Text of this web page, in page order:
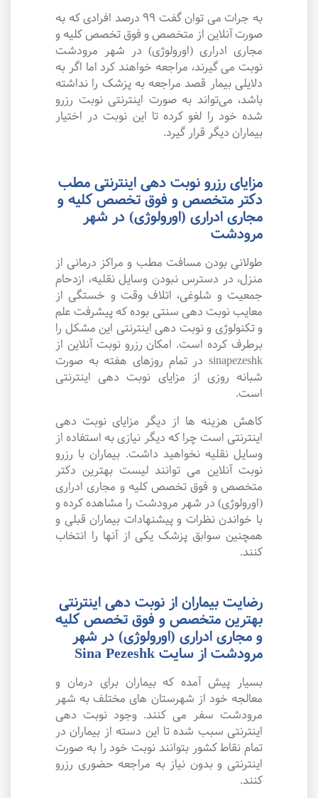
به جرات می‌ توان گفت ۹۹ درصد افرادی که به
صورت آنلاین از متخصص و فوق تخصص کلیه و
مجاری ادراری (اورولوژی) در شهر مرودشت
نوبت می گیرند، مراجعه خواهند کرد اما اگر به
دلایلی بیمار قصد مراجعه به پزشک را نداشته
باشد، می‌تواند به صورت اینترنتی نوبت رزرو
شده خود را لغو کرده تا این نوبت در اختیار
بیماران دیگر قرار گیرد.
مزایای رزرو نوبت دهی اینترنتی مطب
دکتر متخصص و فوق تخصص کلیه و
مجاری ادراری (اورولوژی) در شهر
مرودشت
طولانی بودن مسافت مطب و مراکز درمانی از
منزل، در دسترس نبودن وسایل نقلیه، ازدحام
جمعیت و شلوغی، اتلاف وقت و خستگی از
معایب نوبت دهی سنتی بوده که پیشرفت علم
و تکنولوژی و نوبت دهی اینترنتی این مشکل را
برطرف کرده است. امکان رزرو نوبت آنلاین از
sinapezeshk در تمام روزهای هفته به صورت
شبانه روزی از مزایای نوبت دهی اینترنتی
است.
کاهش هزینه ها از دیگر مزایای نوبت دهی
اینترنتی است چرا که دیگر نیازی به استفاده از
وسایل نقلیه نخواهید داشت. بیماران با رزرو
نوبت آنلاین می توانند لیست بهترین دکتر
متخصص و فوق تخصص کلیه و مجاری ادراری
(اورولوژی) در شهر مرودشت را مشاهده کرده و
با خواندن نظرات و پیشنهادات بیماران قبلی و
همچنین سوابق پزشک یکی از آنها را انتخاب
کنند.
رضایت بیماران از نوبت دهی اینترنتی
بهترین متخصص و فوق تخصص کلیه
و مجاری ادراری (اورولوژی) در شهر
مرودشت از سایت Sina Pezeshk
بسیار پیش آمده که بیماران برای درمان و
معالجه خود از شهرستان های مختلف به شهر
مرودشت سفر می کنند. وجود نوبت دهی
اینترنتی سبب شده تا این دسته از بیماران در
تمام نقاط کشور بتوانند نوبت خود را به صورت
اینترنتی و بدون نیاز به مراجعه حضوری رزرو
کنند.